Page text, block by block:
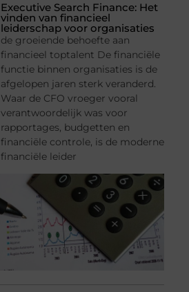
Executive Search Finance: Het
vinden van financieel
leiderschap voor organisaties
de groeiende behoefte aan
financieel toptalent De financiële
functie binnen organisaties is de
afgelopen jaren sterk veranderd.
Waar de CFO vroeger vooral
verantwoordelijk was voor
rapportages, budgetten en
financiële controle, is de moderne
financiële leider